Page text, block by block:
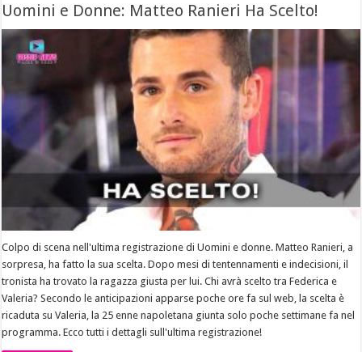
Uomini e Donne: Matteo Ranieri Ha Scelto!
Colpo di scena nell'ultima registrazione di Uomini e donne. Matteo Ranieri, a
sorpresa, ha fatto la sua scelta. Dopo mesi di tentennamenti e indecisioni, il
tronista ha trovato la ragazza giusta per lui. Chi avrà scelto tra Federica e
Valeria? Secondo le anticipazioni apparse poche ore fa sul web, la scelta è
ricaduta su Valeria, la 25 enne napoletana giunta solo poche settimane fa nel
programma. Ecco tutti i dettagli sull'ultima registrazione!